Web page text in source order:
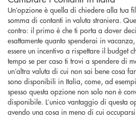
Un’opzione è quella di chiedere alla tua
somma di contanti in valuta straniera.
contro: il primo è che ti porta a dover
esattamente quanto spenderai in
essere un incentivo a rispettare il budget
tempo se per caso ti trovi a spendere di
un’altra valuta di cui non sai bene cosa
sono disponibili in Italia, come, ad
spesso questa opzione non solo non è
disponibile. L’unico vantaggio di questa
avendo una cosa in meno di cui